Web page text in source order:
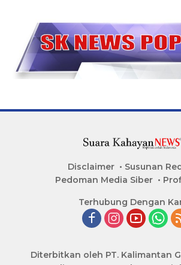
Disclaimer
Susunan
Pedoman Media Siber
Terhubung Dengan
Diterbitkan oleh PT. Kalimantan